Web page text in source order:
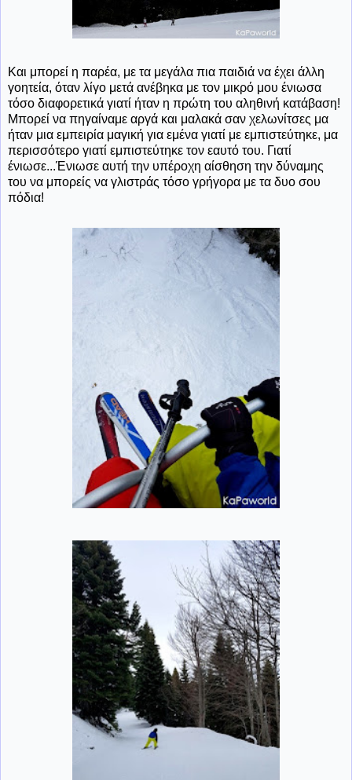
Και μπορεί η παρέα, με τα μεγάλα πια παιδιά να έχει άλλη
γοητεία, όταν λίγο μετά ανέβηκα με τον μικρό μου ένιωσα
τόσο διαφορετικά γιατί ήταν η πρώτη του αληθινή κατάβαση!
Μπορεί να πηγαίναμε αργά και μαλακά σαν χελωνίτσες μα
ήταν μια εμπειρία μαγική για εμένα γιατί με εμπιστεύτηκε, μα
περισσότερο γιατί εμπιστεύτηκε τον εαυτό του. Γιατί
ένιωσε...Ένιωσε αυτή την υπέροχη αίσθηση την δύναμης
του να μπορείς να γλιστράς τόσο γρήγορα με τα δυο σου
πόδια!